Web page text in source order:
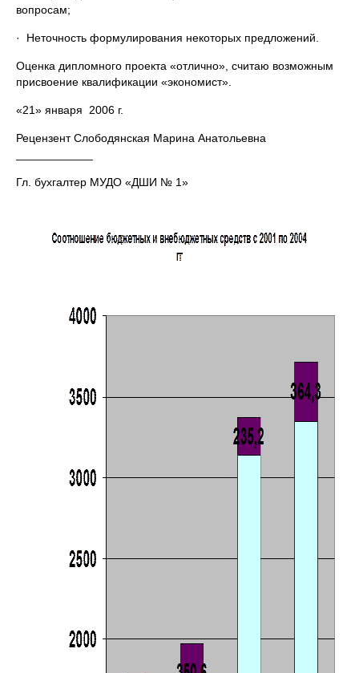
вопросам;
· Неточность формулирования некоторых предложений.
Оценка дипломного проекта «отлично», считаю возможным
присвоение квалификации «экономист».
«21» января 2006 г.
Рецензент Слободянская Марина Анатольевна
Гл. бухгалтер МУДО «ДШИ № 1»